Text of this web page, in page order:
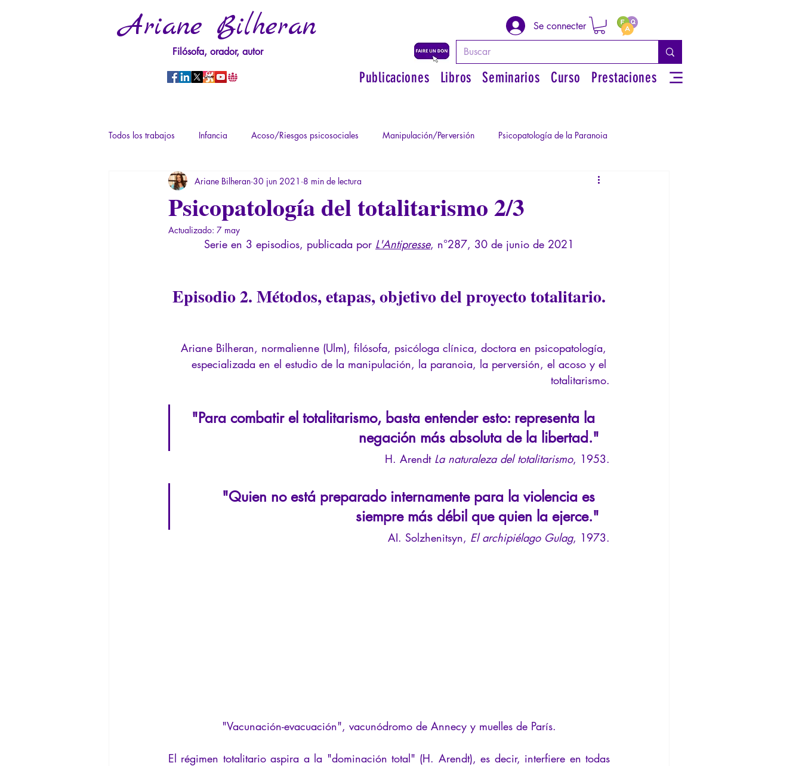
Ariane Bilheran
Filósofa, orador, autor
Se connecter
Publicaciones Libros Seminarios Curso Prestaciones
Todos los trabajos Infancia Acoso/Riesgos psicosociales Manipulación/Perversión Psicopatología de la Paranoia
Psicopatología del Poder Traumatismo Psicopatología de la Autoridad
Derechos sexuales/Educación sexual
Psicopatología del totalitarismo 2/3
Ariane Bilheran 30 jun 2021 8 min de lectura
Actualizado: 7 may
Serie en 3 episodios, publicada por L'Antipresse, n°287, 30 de junio de 2021
Episodio 2.Métodos, etapas, objetivo del proyecto totalitario.
Ariane Bilheran, normalienne (Ulm), filósofa, psicóloga clínica, doctora en psicopatología,
especializada en el estudio de la manipulación, la paranoia, la perversión, el acoso y el
totalitarismo.
"Para combatir el totalitarismo, basta entender esto: representa la
negación más absoluta de la libertad."
H. Arendt La naturaleza del totalitarismo, 1953.
"Quien no está preparado internamente para la violencia es
siempre más débil que quien la ejerce."
AI. Solzhenitsyn, El archipiélago Gulag, 1973.
"Vacunación-evacuación", vacunódromo de Annecy y muelles de París.
El régimen totalitario aspira a la "dominación total" (H. Arendt), es decir, interfiere en todas